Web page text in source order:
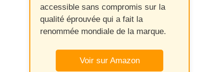
accessible sans compromis sur la
qualité éprouvée qui a fait la
renommée mondiale de la marque.
Voir sur Amazon